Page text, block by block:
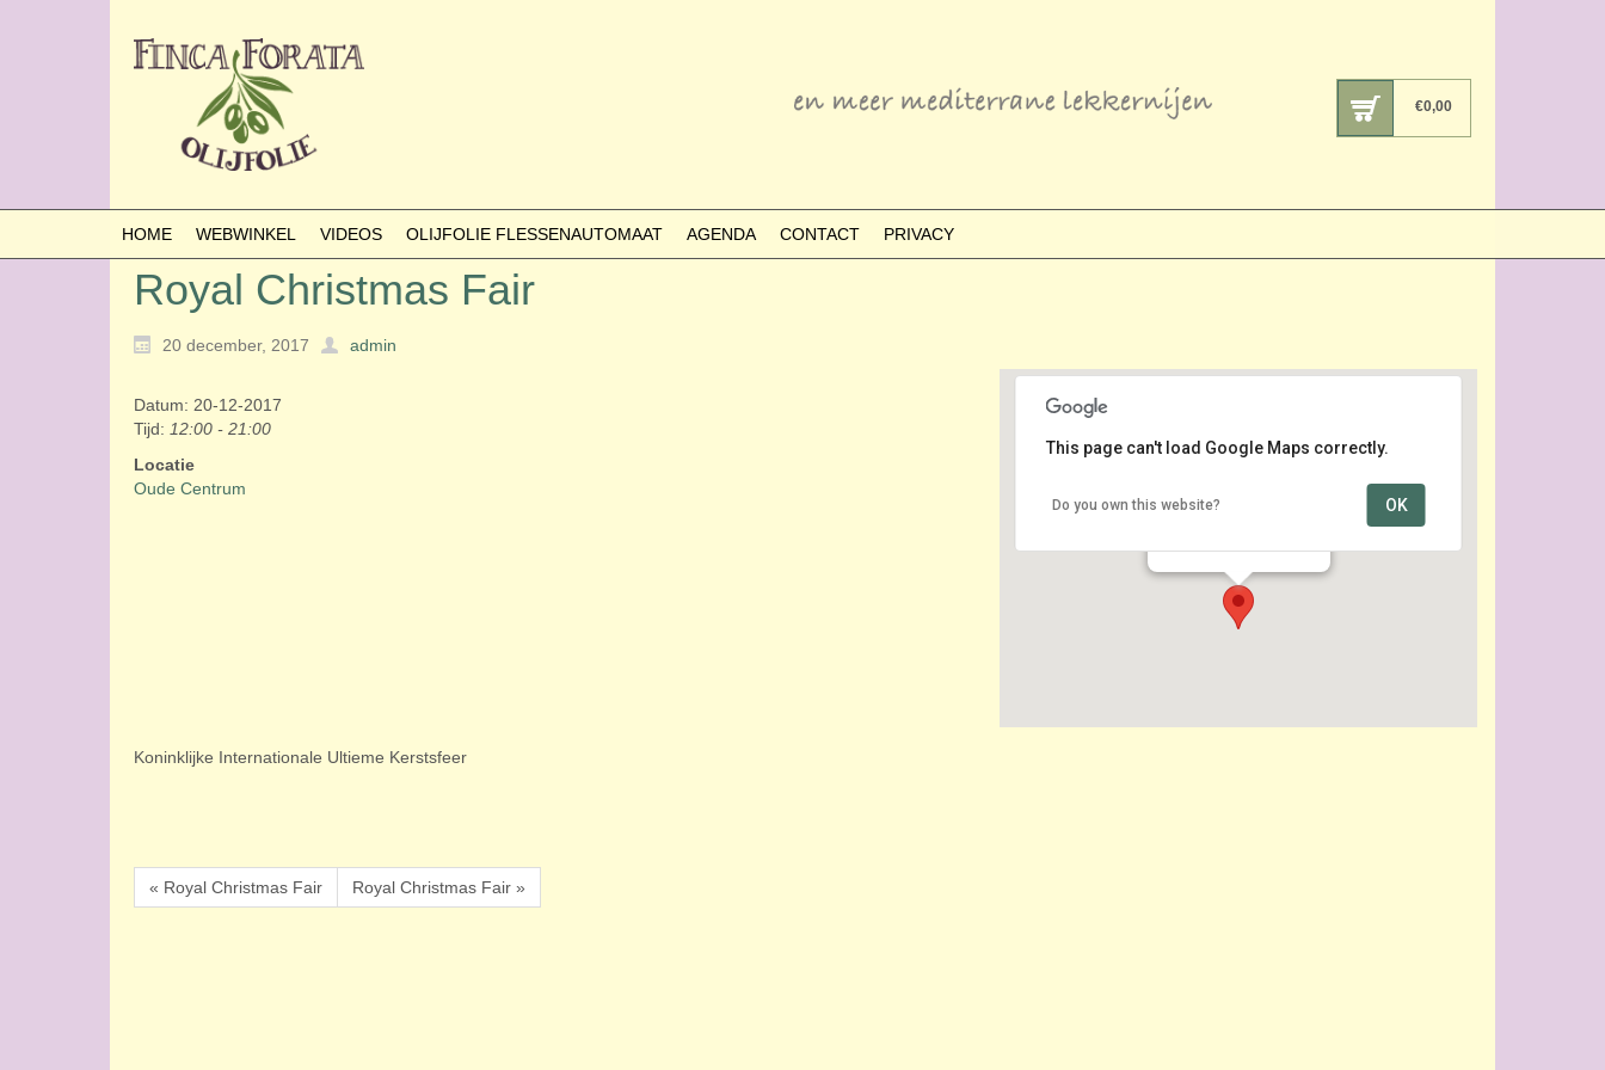
€0,00
HOME WEBWINKEL VIDEOS OLIJFOLIE FLESSENAUTOMAAT AGENDA CONTACT PRIVACY
Royal Christmas Fair
20 december, 2017 admin
Oude Centrum
This page can't load Google Maps correctly.
Do you own this website? OK
Datum: 20-12-2017
Tijd: 12:00 - 21:00
Locatie
Oude Centrum
Koninklijke Internationale Ultieme Kerstsfeer
« Royal Christmas Fair Royal Christmas Fair »